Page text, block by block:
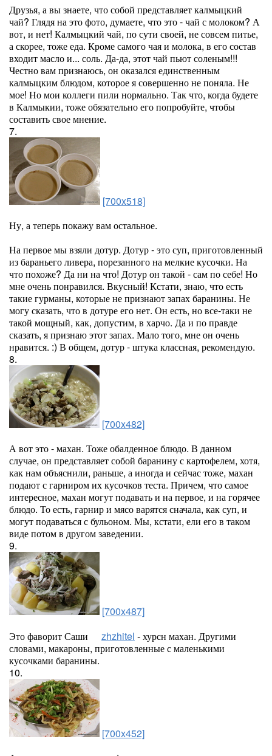
Друзья, а вы знаете, что собой представляет калмыцкий
чай? Глядя на это фото, думаете, что это - чай с молоком? А
вот, и нет! Калмыцкий чай, по сути своей, не совсем питье,
а скорее, тоже еда. Кроме самого чая и молока, в его состав
входит масло и... соль. Да-да, этот чай пьют соленым!!!
Честно вам признаюсь, он оказался единственным
калмыцким блюдом, которое я совершенно не поняла. Не
мое! Но мои коллеги пили нормально. Так что, когда будете
в Калмыкии, тоже обязательно его попробуйте, чтобы
составить свое мнение.
7.
[700x518]
Ну, а теперь покажу вам остальное.
На первое мы взяли дотур. Дотур - это суп, приготовленный
из бараньего ливера, порезанного на мелкие кусочки. На
что похоже? Да ни на что! Дотур он такой - сам по себе! Но
мне очень понравился. Вкусный! Кстати, знаю, что есть
такие гурманы, которые не признают запах баранины. Не
могу сказать, что в дотуре его нет. Он есть, но все-таки не
такой мощный, как, допустим, в харчо. Да и по правде
сказать, я признаю этот запах. Мало того, мне он очень
нравится. :) В общем, дотур - штука классная, рекомендую.
8.
[700x482]
А вот это - махан. Тоже обалденное блюдо. В данном
случае, он представляет собой баранину с картофелем, хотя,
как нам объяснили, раньше, а иногда и сейчас тоже, махан
подают с гарниром их кусочков теста. Причем, что самое
интересное, махан могут подавать и на первое, и на горячее
блюдо. То есть, гарнир и мясо варятся сначала, как суп, и
могут подаваться с бульоном. Мы, кстати, ели его в таком
виде потом в другом заведении.
9.
[700x487]
Это фаворит Саши
zhzhitel - хурсн махан. Другими
словами, макароны, приготовленные с маленькими
кусочками баранины.
10.
[700x452]